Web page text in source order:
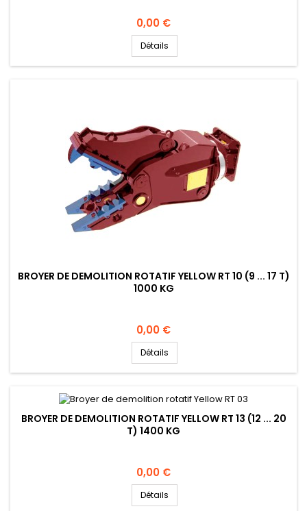
Prix
0,00 €
Détails
BROYER DE DEMOLITION ROTATIF YELLOW RT 10 (9 ... 17 T)
1000 KG
Prix
0,00 €
Détails
BROYER DE DEMOLITION ROTATIF YELLOW RT 13 (12 ... 20
T) 1400 KG
Prix
0,00 €
Détails